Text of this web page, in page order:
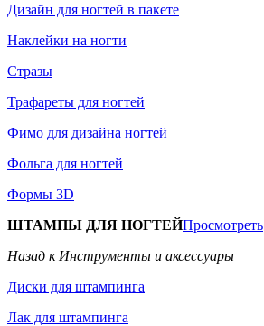
Дизайн для ногтей в пакете
Наклейки на ногти
Стразы
Трафареты для ногтей
Фимо для дизайна ногтей
Фольга для ногтей
Формы 3D
ШТАМПЫ ДЛЯ НОГТЕЙПросмотреть
Назад к Инструменты и аксессуары
Диски для штампинга
Лак для штампинга